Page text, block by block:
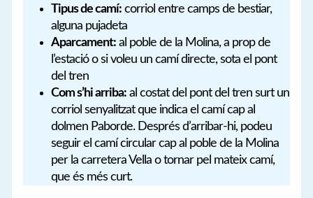
Tipus de camí: corriol entre camps de bestiar,
alguna pujadeta
Aparcament: al poble de la Molina, a prop de
l’estació o si voleu un camí directe, sota el pont
del tren
Com s’hi arriba: al costat del pont del tren surt un
corriol senyalitzat que indica el camí cap al
dolmen Paborde. Després d’arribar-hi, podeu
seguir el camí circular cap al poble de la Molina
per la carretera Vella o tornar pel mateix camí,
que és més curt.